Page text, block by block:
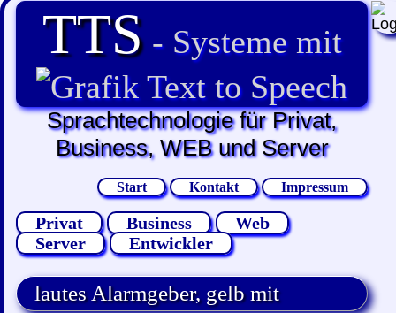
TTS- Systeme mit
Text to Speech
Sprachtechnologie für Privat,
Business, WEB und Server
Start Kontakt Impressum
Privat Business
Web
Server
Entwickler
lautes Alarmgeber, gelb mit